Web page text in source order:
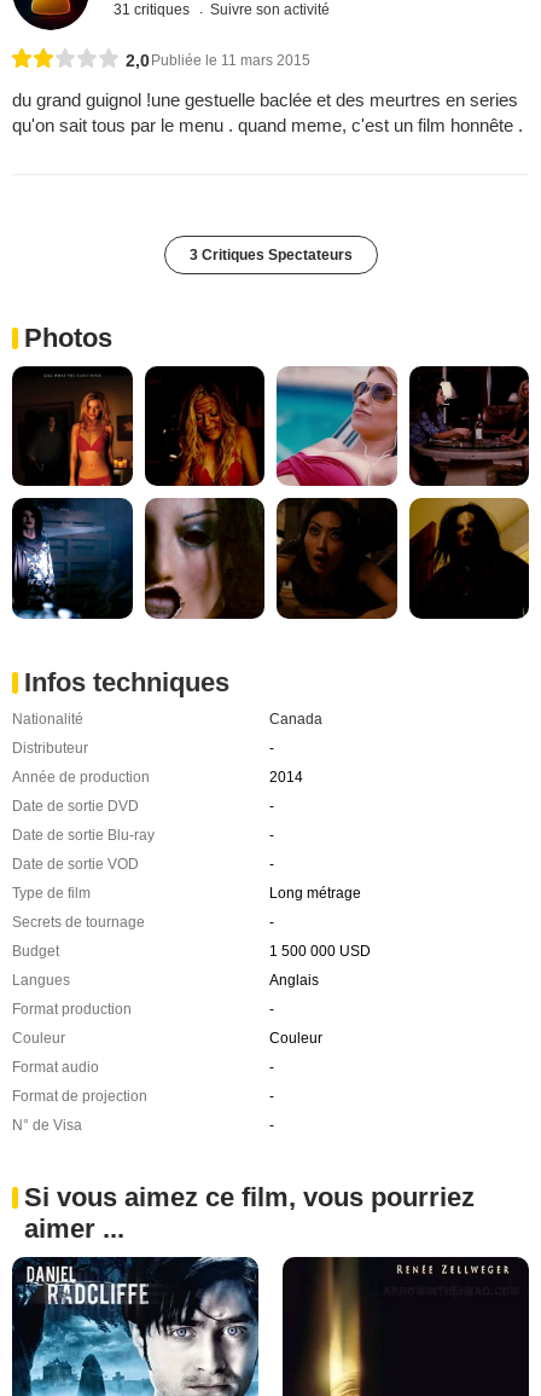
31 critiques Suivre son activité
2,0Publiée le 11 mars 2015
du grand guignol !une gestuelle baclée et des meurtres en series
qu'on sait tous par le menu . quand meme, c'est un film honnête .
3 Critiques Spectateurs
Photos
Infos techniques
Nationalité
Canada
Distributeur
-
Année de production
2014
Date de sortie DVD
-
Date de sortie Blu-ray
-
Date de sortie VOD
-
Type de film
Long métrage
Secrets de tournage
-
Budget
1 500 000 USD
Langues
Anglais
Format production
-
Couleur
Couleur
Format audio
-
Format de projection
-
N° de Visa
-
Si vous aimez ce film, vous pourriez
aimer ...